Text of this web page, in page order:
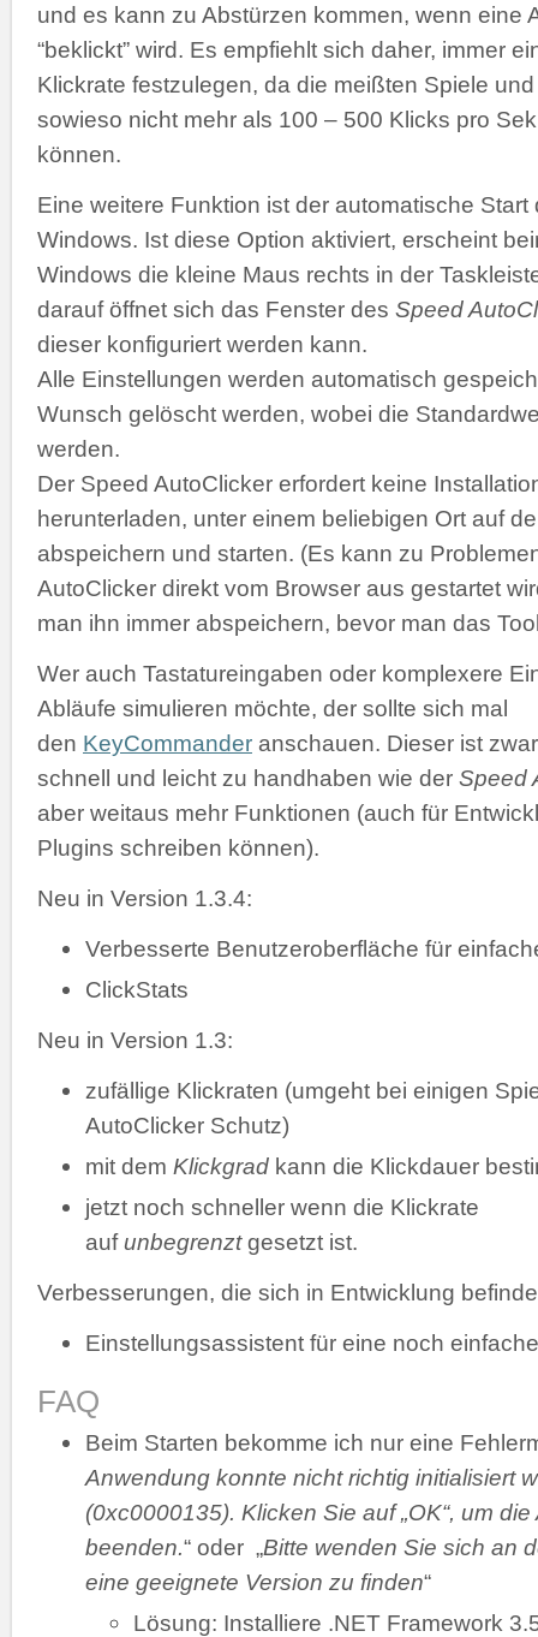
und es kann zu Abstürzen kommen, wenn eine
“beklickt” wird. Es empfiehlt sich daher, immer
Klickrate festzulegen, da die meißten Spiele
sowieso nicht mehr als 100 – 500 Klicks pro
können.
Eine weitere Funktion ist der automatische Start
Windows. Ist diese Option aktiviert, erscheint
Windows die kleine Maus rechts in der
darauf öffnet sich das Fenster des Speed
dieser konfiguriert werden kann.
Alle Einstellungen werden automatisch
Wunsch gelöscht werden, wobei die
werden.
Der Speed AutoClicker erfordert keine
herunterladen, unter einem beliebigen Ort auf
abspeichern und starten. (Es kann zu
AutoClicker direkt vom Browser aus gestartet
man ihn immer abspeichern, bevor man das
Wer auch Tastatureingaben oder komplexere
Abläufe simulieren möchte, der sollte sich mal
den KeyCommander anschauen. Dieser ist
schnell und leicht zu handhaben wie der Speed
aber weitaus mehr Funktionen (auch für
Plugins schreiben können).
Neu in Version 1.3.4:
Verbesserte Benutzeroberfläche für
ClickStats
Neu in Version 1.3:
zufällige Klickraten (umgeht bei einigen
AutoClicker Schutz)
mit dem Klickgrad kann die Klickdauer
jetzt noch schneller wenn die Klickrate
aufunbegrenztgesetzt ist.
Verbesserungen, die sich in Entwicklung
Einstellungsassistent für eine noch
FAQ
Beim Starten bekomme ich nur eine
Anwendung konnte nicht richtig initialisiert
(0xc0000135). Klicken Sie auf „OK“, um
beenden.“ oder „Bitte wenden Sie sich an
eine geeignete Version zu finden“
Lösung: Installiere .NET Framework